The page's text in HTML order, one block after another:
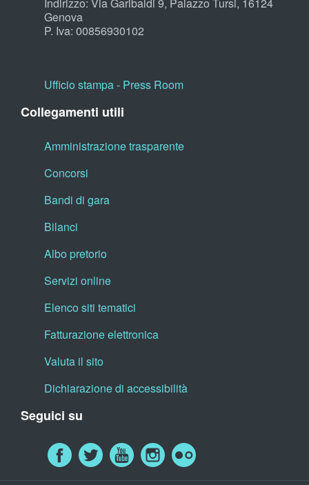
Indirizzo: Via Garibaldi 9, Palazzo Tursi, 16124
Genova
P. Iva: 00856930102
Ufficio stampa - Press Room
Collegamenti utili
Amministrazione trasparente
Concorsi
Bandi di gara
Bilanci
Albo pretorio
Servizi online
Elenco siti tematici
Fatturazione elettronica
Valuta il sito
Dichiarazione di accessibilità
Seguici su